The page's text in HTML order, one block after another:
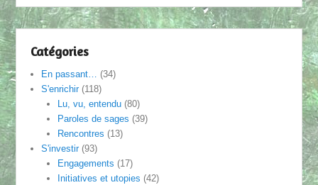
Catégories
En passant… (34)
S'enrichir(118)
Lu, vu, entendu(80)
Paroles de sages (39)
Rencontres (13)
S'investir(93)
Engagements (17)
Initiatives et utopies (42)